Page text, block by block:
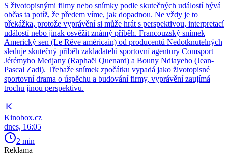
S životopisnými filmy nebo snímky podle skutečných událostí bývá
občas ta potíž, že předem víme, jak dopadnou. Ne vždy je to
překážka, protože vyprávění si může hrát s perspektivou, interpretací
událostí nebo jinak osvěžit známý příběh. Francouzský snímek
Americký sen (Le Rêve américain) od producentů Nedotknutelných
sleduje skutečný příběh zakladatelů sportovní agentury Comsport
Jérémyho Medjany (Raphaël Quenard) a Bouny Ndiayeho (Jean-
Pascal Zadi). Třebaže snímek zpočátku vypadá jako životopisné
sportovní drama o úspěchu a budování firmy, vyprávění zaujímá
trochu jinou perspektivu.
Kinobox.cz
dnes, 16:05
2 min
Reklama